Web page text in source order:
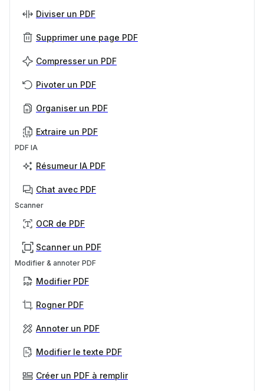
Diviser un PDF
Supprimer une page PDF
Compresser un PDF
Pivoter un PDF
Organiser un PDF
Extraire un PDF
PDF IA
Résumeur IA PDF
Chat avec PDF
Scanner
OCR de PDF
Scanner un PDF
Modifier & annoter PDF
Modifier PDF
Rogner PDF
Annoter un PDF
Modifier le texte PDF
Créer un PDF à remplir